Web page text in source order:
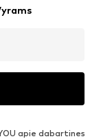
apie dabartines